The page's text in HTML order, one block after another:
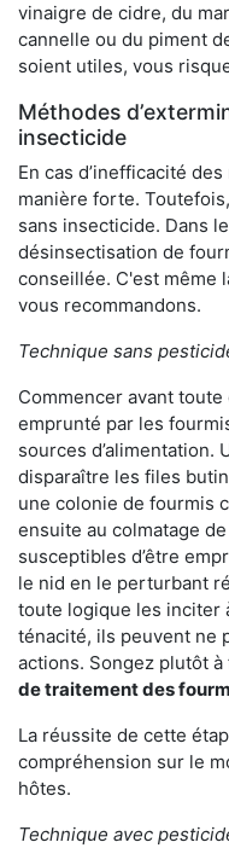
vinaigre de cidre, du
cannelle ou du piment
soient utiles, vous
Méthodes
insecticide
En cas d’inefficacité
manière forte.
sans insecticide. Dans
désinsectisation de
conseillée. C'est même
vous recommandons.
Technique sans
Commencer avant
emprunté par les
sources d’alimentation.
disparaître les files
une colonie de fourmis
ensuite au colmatage
susceptibles d’être
le nid en le perturbant
toute logique les inciter
ténacité, ils peuvent ne
actions. Songez plutôt
de traitement des
La réussite de cette
compréhension sur le
hôtes.
Technique avec